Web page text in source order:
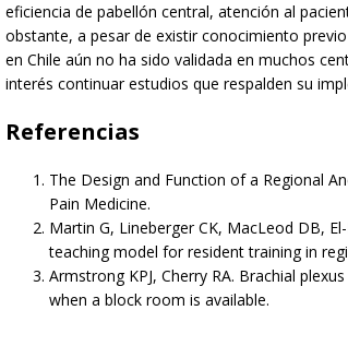
eficiencia de pabellón central, atención al
obstante, a pesar de existir conocimiento
en Chile aún no ha sido validada en muchos
interés continuar estudios que respalden su
Referencias
The Design and Function of a Regional
Pain Medicine.
Martin G, Lineberger CK, MacLeod DB,
teaching model for resident training in
Armstrong KPJ, Cherry RA. Brachial
when a block room is available.